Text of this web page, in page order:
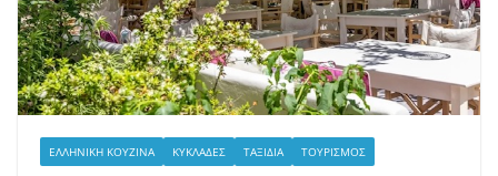
ΕΛΛΗΝΙΚΉ ΚΟΥΖΊΝΑ ΚΥΚΛΆΔΕΣ ΤΑΞΊΔΙΑ ΤΟΥΡΙΣΜΌΣ